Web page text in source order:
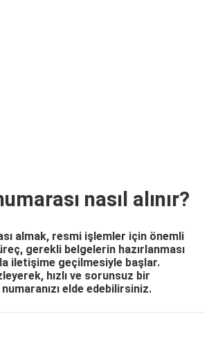
nasıl alınır?
almak, resmi işlemler için önemli
gerekli belgelerin hazırlanması
iletişime geçilmesiyle başlar.
hızlı ve sorunsuz bir
elde edebilirsiniz.